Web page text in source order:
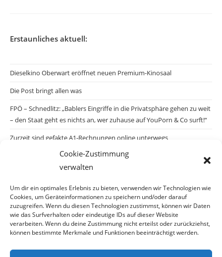
Cookie-Zustimmung
verwalten
Um dir ein optimales Erlebnis zu bieten, verwenden wir Technologien wie
Cookies, um Geräteinformationen zu speichern und/oder darauf
zuzugreifen. Wenn du diesen Technologien zustimmst, können wir Daten
wie das Surfverhalten oder eindeutige IDs auf dieser Website
verarbeiten. Wenn du deine Zustimmung nicht erteilst oder zurückziehst,
können bestimmte Merkmale und Funktionen beeinträchtigt werden.
Erstaunliches aktuell:
Dieselkino Oberwart eröffnet neuen Premium-Kinosaal
Die Post bringt allen was
FPÖ – Schnedlitz: „Bablers Eingriffe in die Privatsphäre gehen zu weit
– den Staat geht es nichts an, wer zuhause auf YouPorn & Co surft!“
Zurzeit sind gefakte A1-Rechnungen online unterwegs
Salzburgs Juden und ihre Sicherheit: „Erst nach einem Anschlag wäre
die Gefahr endlich konkret!“
Biologisches Wunder in Ceuta
Ein vermeintliches Abschiebemärchen
Archiv